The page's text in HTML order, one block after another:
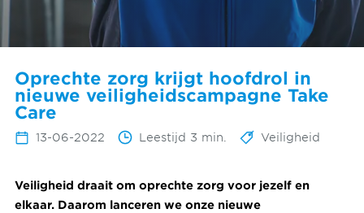
Oprechte zorg krijgt hoofdrol in
nieuwe veiligheidscampagne Take
Care
13-06-2022 Leestijd 3 min. Veiligheid
Veiligheid draait om oprechte zorg voor jezelf en
elkaar. Daarom lanceren we onze nieuwe